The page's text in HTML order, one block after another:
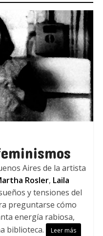
Aires de la artista
Rosler, Laila
y tensiones del
preguntarse cómo
energía rabiosa,
biblioteca.
Leer más